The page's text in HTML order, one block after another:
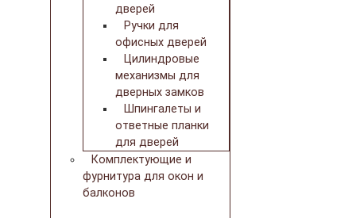
дверей
Ручки для
офисных дверей
Цилиндровые
механизмы для
дверных замков
Шпингалеты и
ответные планки
для дверей
Комплектующие и
фурнитура для окон и
балконов